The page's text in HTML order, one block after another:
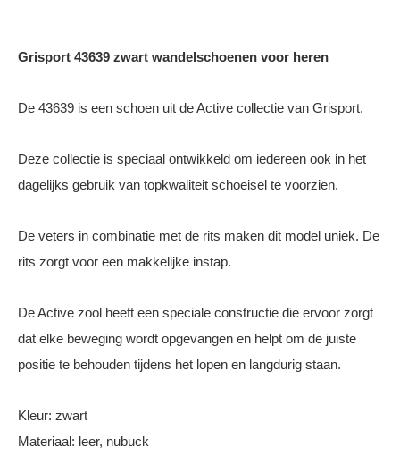
Grisport 43639 zwart wandelschoenen voor heren
De 43639 is een schoen uit de Active collectie van Grisport.
Deze collectie is speciaal ontwikkeld om iedereen ook in het
dagelijks gebruik van topkwaliteit schoeisel te voorzien.
De veters in combinatie met de rits maken dit model uniek. De
rits zorgt voor een makkelijke instap.
De Active zool heeft een speciale constructie die ervoor zorgt
dat elke beweging wordt opgevangen en helpt om de juiste
positie te behouden tijdens het lopen en langdurig staan.
Kleur: zwart
Materiaal: leer, nubuck